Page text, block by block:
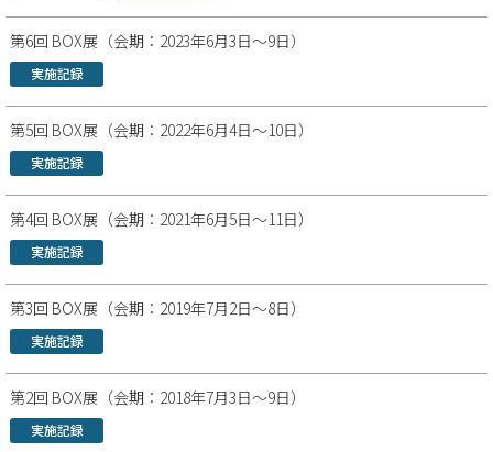
第6回 BOX展（会期：2023年6月3日～9日）
実施記録
第5回 BOX展（会期：2022年6月4日～10日）
実施記録
第4回 BOX展（会期：2021年6月5日～11日）
実施記録
第3回 BOX展（会期：2019年7月2日～8日）
実施記録
第2回 BOX展（会期：2018年7月3日～9日）
実施記録